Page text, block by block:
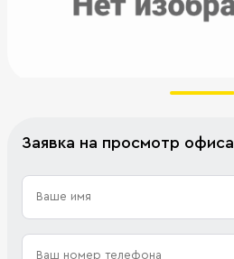
Заявка на просмотр офиса